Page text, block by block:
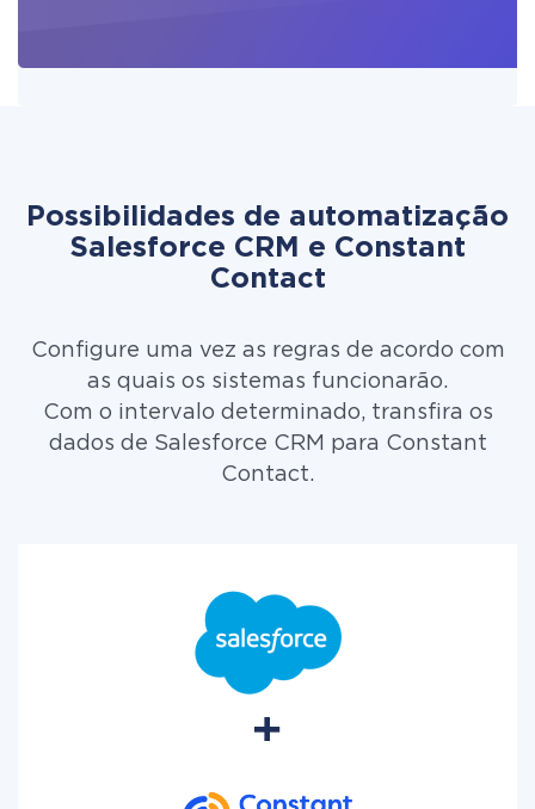
Possibilidades de automatização
Salesforce CRM e Constant
Contact
Configure uma vez as regras de acordo com
as quais os sistemas funcionarão.
Com o intervalo determinado, transfira os
dados de Salesforce CRM para Constant
Contact.